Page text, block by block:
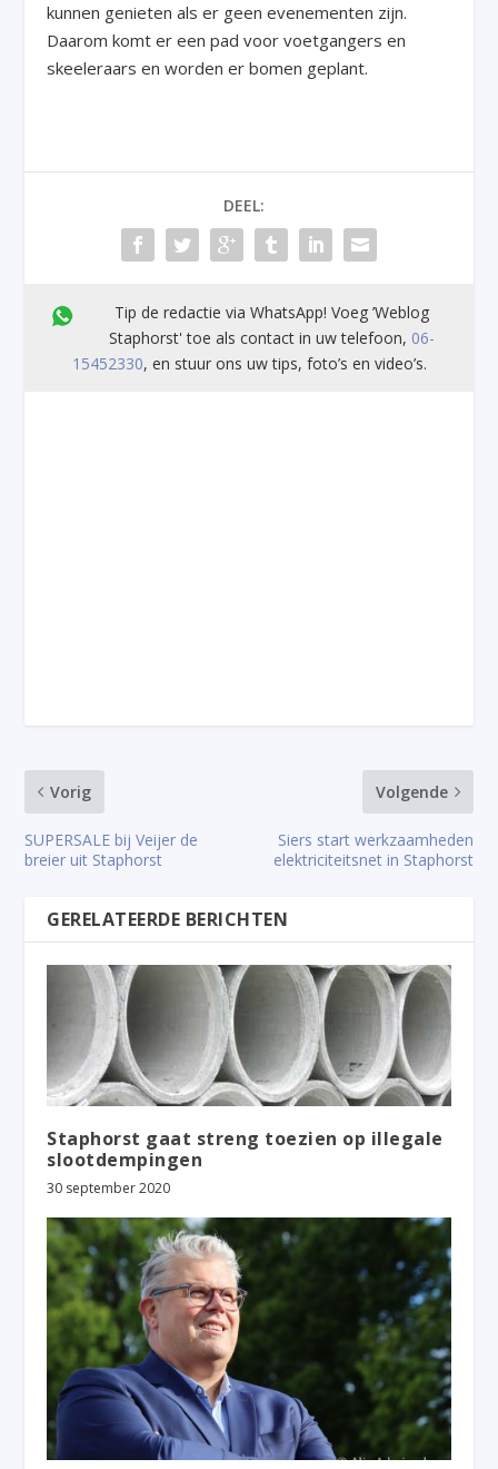
kunnen genieten als er geen evenementen zijn.
Daarom komt er een pad voor voetgangers en
skeeleraars en worden er bomen geplant.
DEEL:
Tip de redactie via WhatsApp! Voeg ’Weblog
Staphorst' toe als contact in uw telefoon, 06-
15452330, en stuur ons uw tips, foto’s en video’s.
Vorig
SUPERSALE bij Veijer de
breier uit Staphorst
Volgende
Siers start werkzaamheden
elektriciteitsnet in Staphorst
GERELATEERDE BERICHTEN
Staphorst gaat streng toezien op illegale
slootdempingen
30 september 2020